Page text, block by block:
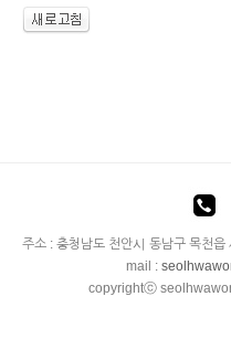
주소 : 충청남도 천안시 동남구 목천
mail :
copyrightⓒ